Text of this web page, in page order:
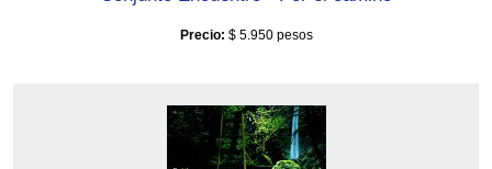
Precio: $ 5.950 pesos